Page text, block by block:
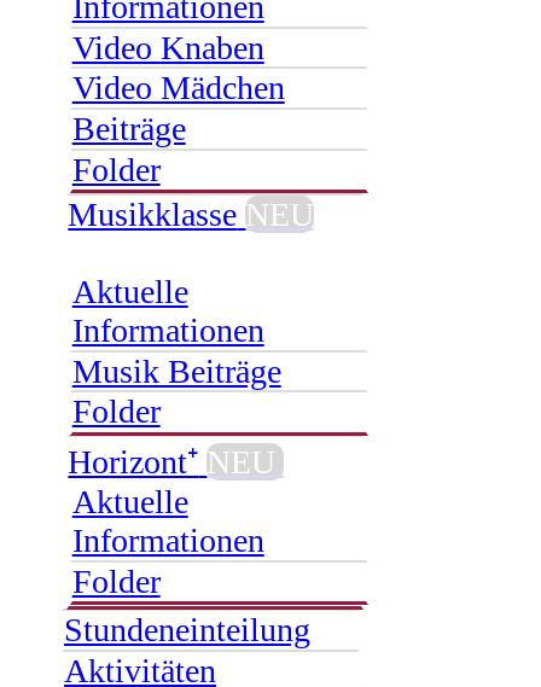
Video Knaben
Video Mädchen
Beiträge
Folder
Musikklasse NEU
Aktuelle
Informationen
Musik Beiträge
Folder
Horizont⁺ NEU
Aktuelle
Informationen
Folder
Stundeneinteilung
Aktivitäten